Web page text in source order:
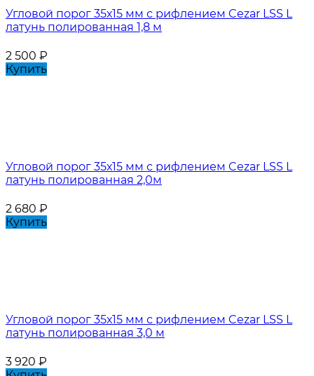
Угловой порог 35х15 мм с рифлением Cezar LSS L
латунь полированная 1,8 м
2 500 ₽
Купить
Угловой порог 35х15 мм с рифлением Cezar LSS L
латунь полированная 2,0м
2 680 ₽
Купить
Угловой порог 35х15 мм с рифлением Cezar LSS L
латунь полированная 3,0 м
3 920 ₽